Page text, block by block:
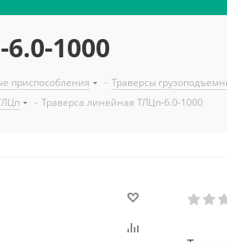
1000
приспособления - Траверсы
- Траверса линейная ТЛЦп-6.0-1000